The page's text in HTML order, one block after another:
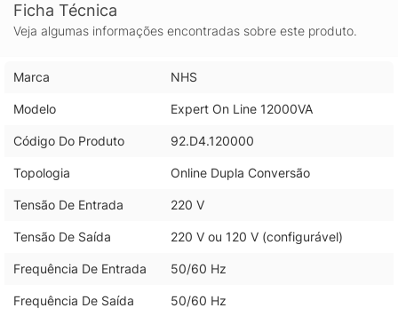
Ficha Técnica
Veja algumas informações encontradas sobre este produto.
Marca NHS
Modelo Expert On Line 12000VA
Código Do Produto 92.D4.120000
Topologia Online Dupla Conversão
Tensão De Entrada 220 V
Tensão De Saída 220 V ou 120 V (configurável)
Frequência De Entrada 50/60 Hz
Frequência De Saída 50/60 Hz